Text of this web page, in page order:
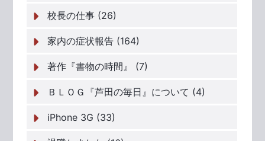
校長の仕事 (26)
家内の症状報告 (164)
著作『書物の時間』 (7)
ＢＬＯＧ『芦田の毎日』について (4)
iPhone 3G (33)